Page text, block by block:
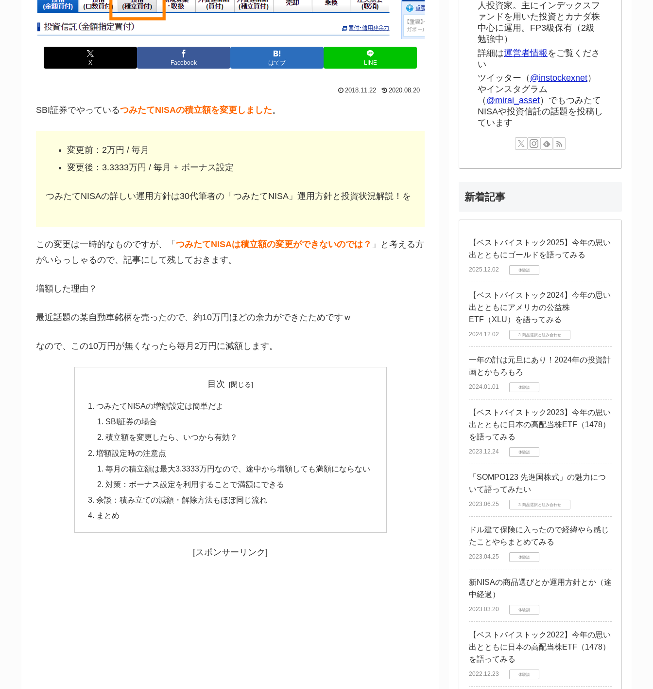
X Facebook はてブ LINE
2018.11.22 2020.08.20
SBI証券でやっているつみたてNISAの積立額を変更しました。
変更前：2万円 / 毎月
変更後：3.3333万円 / 毎月 + ボーナス設定
つみたてNISAの詳しい運用方針は30代筆者の「つみたてNISA」運用方針と投資状況解説！を
この変更は一時的なものですが、「 つみたてNISAは積立額の変更ができないのでは？ 」と考える方
がいらっしゃるので、記事にして残しておきます。
増額した理由？
最近話題の某自動車銘柄を売ったので、約10万円ほどの余力ができたためですｗ
なので、この10万円が無くなったら毎月2万円に減額します。
目次
つみたてNISAの増額設定は簡単だよ
SBI証券の場合
積立額を変更したら、いつから有効？
増額設定時の注意点
毎月の積立額は最大3.3333万円なので、途中から増額しても満額にならない
対策：ボーナス設定を利用することで満額にできる
余談：積み立ての減額・解除方法もほぼ同じ流れ
まとめ
[スポンサーリンク]
人投資家。主にインデックスフ
ァンドを用いた投資とカナダ株
中心に運用。FP3級保有（2級
勉強中）
詳細は運営者情報 をご覧くださ
い
ツイッター（ @instockexnet）
やインスタグラム
（ @mirai_asset）でもつみたて
NISAや投資信託の話題を投稿し
ています
新着記事
【ベストバイストック2025】今年の思い
出とともにゴールドを語ってみる
2025.12.02 体験談
【ベストバイストック2024】今年の思い
出とともにアメリカの公益株
ETF（XLU）を語ってみる
2024.12.02 3. 商品選択と組み合わせ
一年の計は元旦にあり！2024年の投資計
画とかもろもろ
2024.01.01 体験談
【ベストバイストック2023】今年の思い
出とともに日本の高配当株ETF（1478）
を語ってみる
2023.12.24 体験談
「SOMPO123 先進国株式」の魅力につ
いて語ってみたい
2023.06.25 3. 商品選択と組み合わせ
ドル建て保険に入ったので経緯やら感じ
たことやらまとめてみる
2023.04.25 体験談
新NISAの商品選びとか運用方針とか（途
中経過）
2023.03.20 体験談
【ベストバイストック2022】今年の思い
出とともに日本の高配当株ETF（1478）
を語ってみる
2022.12.23 体験談